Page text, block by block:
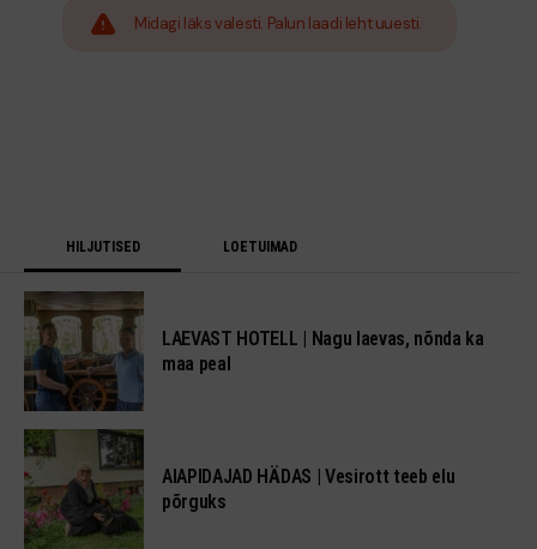
Midagi läks valesti. Palun laadi leht uuesti.
HILJUTISED LOETUIMAD
LAEVAST HOTELL | Nagu laevas, nõnda ka
maa peal
AIAPIDAJAD HÄDAS | Vesirott teeb elu
põrguks